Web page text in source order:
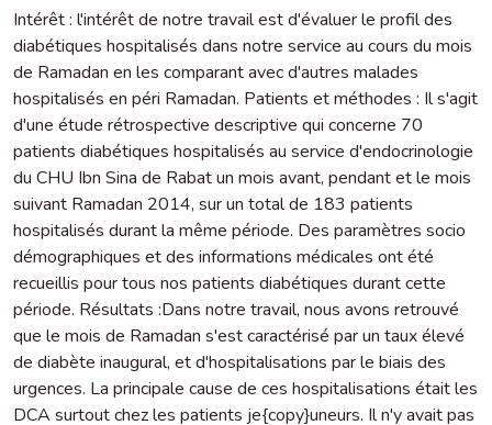
Intérêt : l'intérêt de notre travail est d'évaluer le profil des
diabétiques hospitalisés dans notre service au cours du mois
de Ramadan en les comparant avec d'autres malades
hospitalisés en péri Ramadan. Patients et méthodes : Il s'agit
d'une étude rétrospective descriptive qui concerne 70
patients diabétiques hospitalisés au service d'endocrinologie
du CHU Ibn Sina de Rabat un mois avant, pendant et le mois
suivant Ramadan 2014, sur un total de 183 patients
hospitalisés durant la même période. Des paramètres socio
démographiques et des informations médicales ont été
recueillis pour tous nos patients diabétiques durant cette
période. Résultats :Dans notre travail, nous avons retrouvé
que le mois de Ramadan s'est caractérisé par un taux élevé
de diabète inaugural, et d'hospitalisations par le biais des
urgences. La principale cause de ces hospitalisations était les
DCA surtout chez les patients je{copy}uneurs. Il n'y avait pas